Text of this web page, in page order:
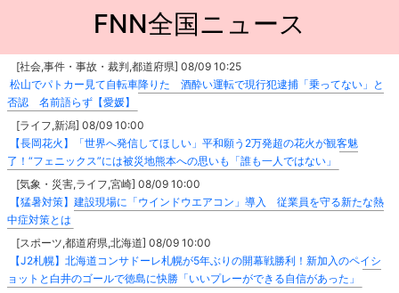
FNN全国ニュース
[社会,事件・事故・裁判,都道府県] 08/09 10:25
松山でパトカー見て自転車降りた 酒酔い運転で現行犯逮捕「乗ってない」と
否認 名前語らず【愛媛】
[ライフ,新潟] 08/09 10:00
【長岡花火】「世界へ発信してほしい」平和願う2万発超の花火が観客魅
了！“フェニックス”には被災地熊本への思いも「誰も一人ではない」
[気象・災害,ライフ,宮崎] 08/09 10:00
【猛暑対策】建設現場に「ウインドウエアコン」導入 従業員を守る新たな熱
中症対策とは
[スポーツ,都道府県,北海道] 08/09 10:00
【J2札幌】北海道コンサドーレ札幌が5年ぶりの開幕戦勝利！新加入のペイシ
ョットと白井のゴールで徳島に快勝「いいプレーができる自信があった」